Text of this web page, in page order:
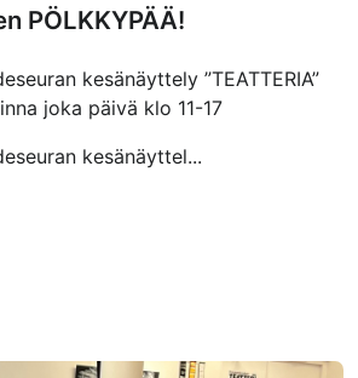
PÖLKKYPÄÄ!
kesänäyttely ”TEATTERIA”
joka päivä klo 11-17
kesänäyttel...